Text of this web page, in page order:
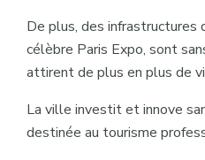
De plus, des infrastructures
célèbre Paris Expo, sont
attirent de plus en plus de
La ville investit et innove
destinée au tourisme